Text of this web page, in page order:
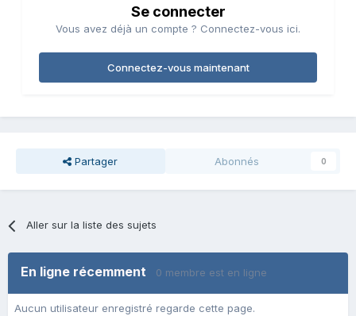
Se connecter
Vous avez déjà un compte ? Connectez-vous ici.
Connectez-vous maintenant
Partager Abonnés 0
Aller sur la liste des sujets
En ligne récemment 0 membre est en ligne
Aucun utilisateur enregistré regarde cette page.